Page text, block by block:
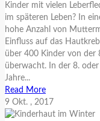
Kinder mit vielen
im späteren Leben? In
hohe Anzahl von
Einfluss auf das
über 400 Kinder von der
überwacht. In der 8.
Jahre...
Read More
9 Okt. , 2017